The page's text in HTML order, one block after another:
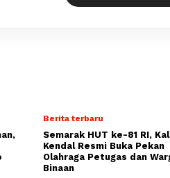
Berita terbaru
Semarak HUT ke-81 RI,
Kendal Resmi Buka Pekan
Olahraga Petugas dan
Binaan